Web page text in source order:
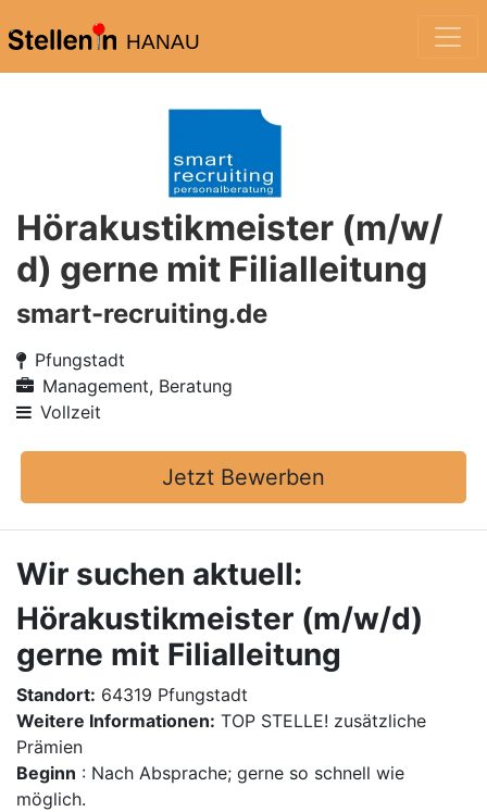
HANAU
Hörakustikmeister (m/w/
d) gerne mit Filialleitung
smart-recruiting.de
Pfungstadt
Management, Beratung
Vollzeit
Jetzt Bewerben
Wir suchen aktuell:
Hörakustikmeister (m/w/d)
gerne mit Filialleitung
Standort: 64319 Pfungstadt
Weitere Informationen: TOP STELLE! zusätzliche
Prämien
Beginn : Nach Absprache; gerne so schnell wie
möglich.